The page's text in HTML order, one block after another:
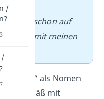
mich schon auf
mit meinen
“ als Nomen
sinngemäß mit
/
/